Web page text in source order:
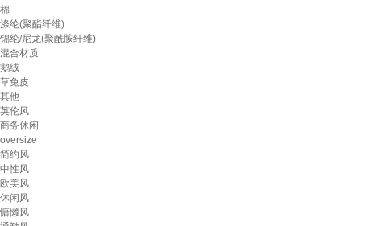
棉
涤纶(聚酯纤维)
锦纶/尼龙(聚酰胺纤维)
混合材质
鹅绒
草兔皮
其他
英伦风
商务休闲
oversize
简约风
中性风
欧美风
休闲风
慵懒风